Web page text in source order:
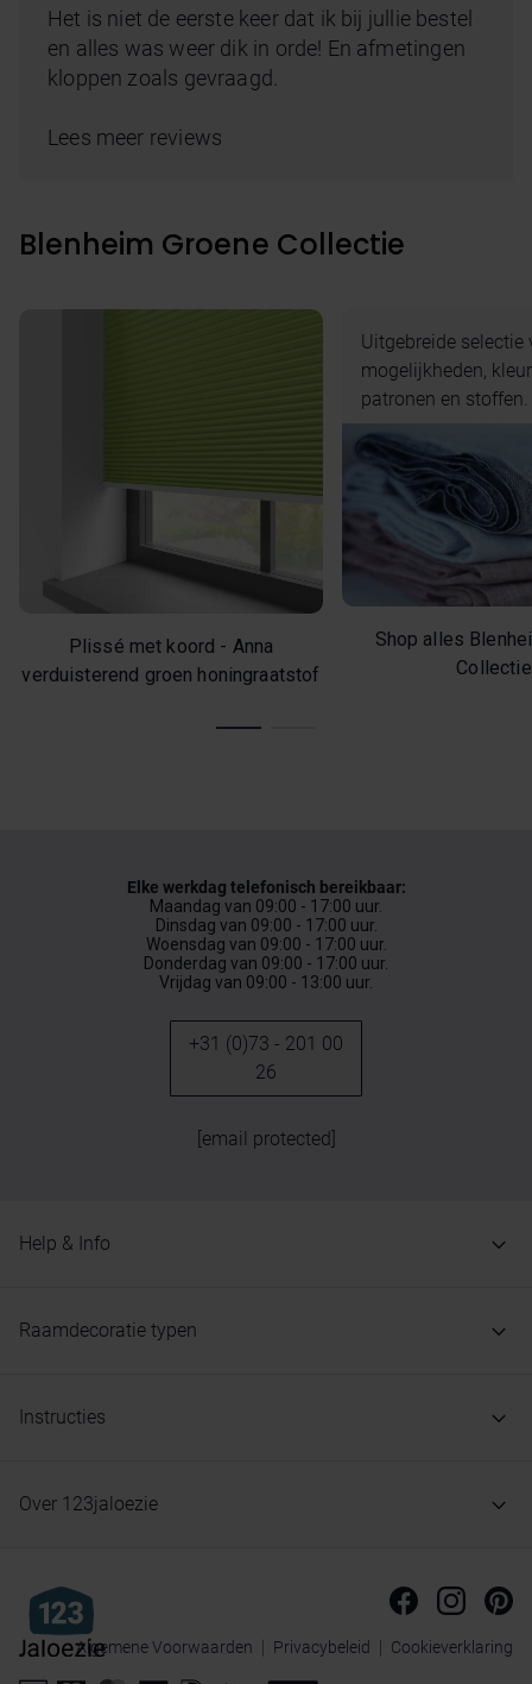
Het is niet de eerste keer dat ik bij jullie bestel
en alles was weer dik in orde! En afmetingen
kloppen zoals gevraagd.
Lees meer reviews
Blenheim Groene Collectie
Plissé met koord - Anna
verduisterend groen honingraatstof
Uitgebreide selectie
mogelijkheden,
patronen en stoffen.
Shop alles
Collectie
Elke werkdag telefonisch bereikbaar:
Maandag van 09:00 - 17:00 uur.
Dinsdag van 09:00 - 17:00 uur.
Woensdag van 09:00 - 17:00 uur.
Donderdag van 09:00 - 17:00 uur.
Vrijdag van 09:00 - 13:00 uur.
+31 (0)73 - 201 00
26
[email protected]
Help & Info
Raamdecoratie typen
Instructies
Over 123jaloezie
Algemene Voorwaarden Privacybeleid Cookieverklaring